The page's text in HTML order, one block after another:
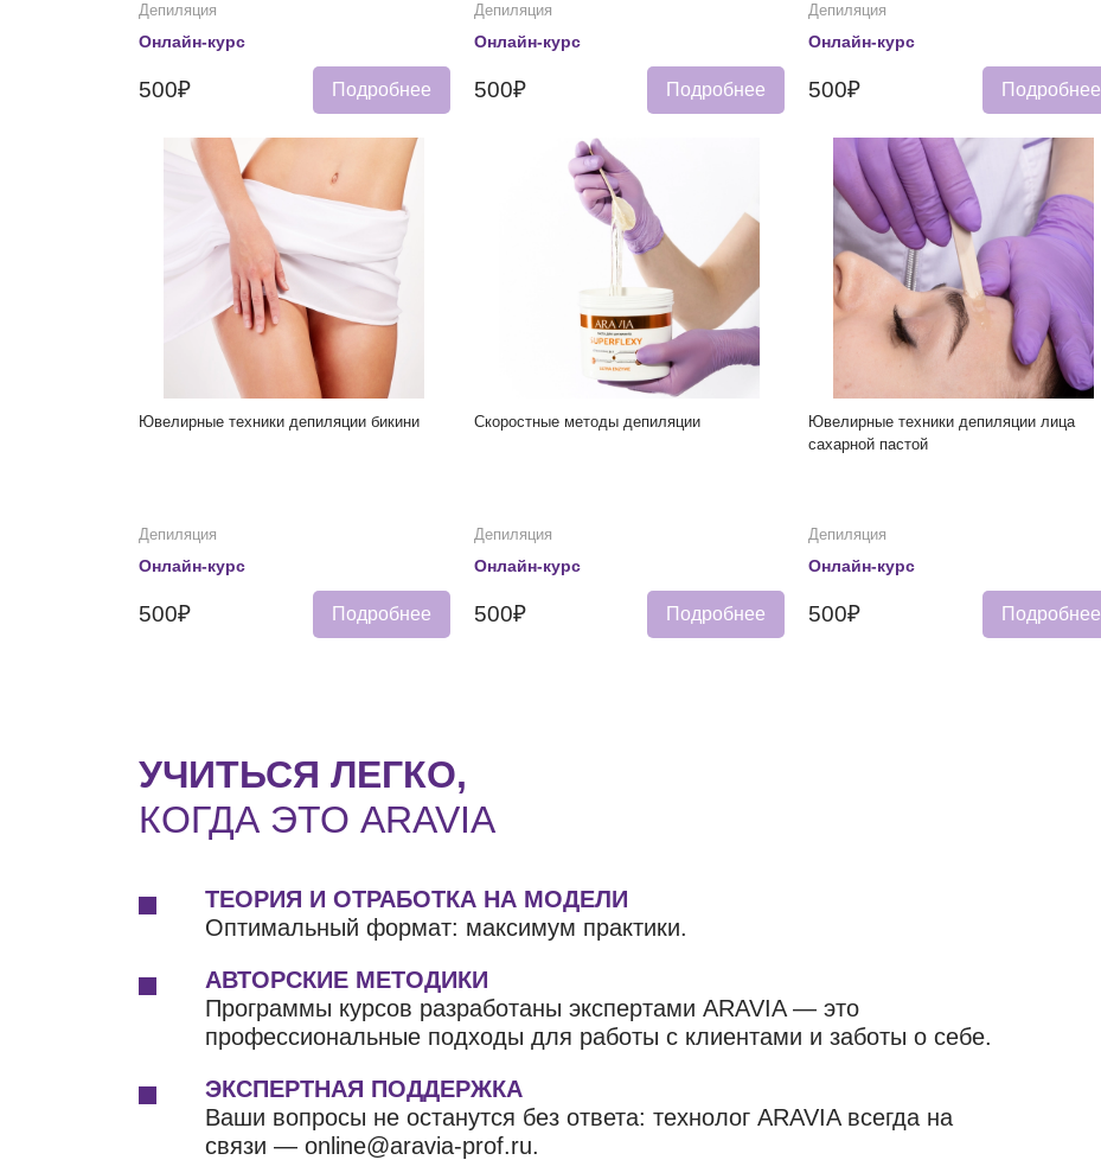
Депиляция
Онлайн-курс
500₽ Подробнее
Депиляция
Онлайн-курс
500₽ Подробнее
Депиляция
Онлайн-курс
500₽ Подробнее
Ювелирные техники депиляции бикини
Депиляция
Онлайн-курс
500₽ Подробнее
Скоростные методы депиляции
Депиляция
Онлайн-курс
500₽ Подробнее
Ювелирные техники депиляции лица
сахарной пастой
Депиляция
Онлайн-курс
500₽ Подробнее
УЧИТЬСЯ ЛЕГКО,
КОГДА ЭТО ARAVIA
ТЕОРИЯ И ОТРАБОТКА НА МОДЕЛИ
Оптимальный формат: максимум практики.
АВТОРСКИЕ МЕТОДИКИ
Программы курсов разработаны экспертами ARAVIA — это
профессиональные подходы для работы с клиентами и заботы о себе.
ЭКСПЕРТНАЯ ПОДДЕРЖКА
Ваши вопросы не останутся без ответа: технолог ARAVIA всегда на
связи — online@aravia-prof.ru.